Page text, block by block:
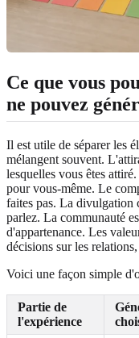
Ce que vous
ne pouvez
Il est utile de séparer les
mélangent souvent.
lesquelles vous êtes
pour vous-même. Le
faites pas. La divulgation
parlez. La communauté
d'appartenance. Les
décisions sur les
Voici une façon simple
Partie de
l'expérience